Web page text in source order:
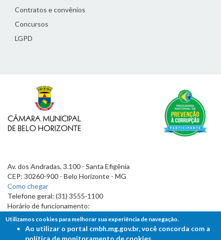
Contratos e convênios
Concursos
LGPD
Av. dos Andradas, 3.100 - Santa Efigênia
CEP: 30260-900 - Belo Horizonte - MG
Como chegar
Telefone geral: (31) 3555-1100
Horário de funcionamento:
7h às 19h
Utilizamos cookies para melhorar sua experiência de navegação.
Ao utilizar o portal cmbh.mg.gov.br, você concorda com a
política de monitoramento de cookies.